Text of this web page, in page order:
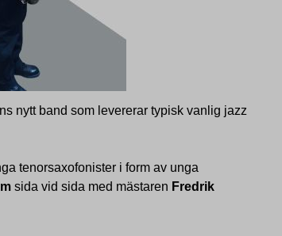
nytt band som levererar typisk vanlig jazz
tenorsaxofonister i form av unga
sida vid sida med mästaren Fredrik